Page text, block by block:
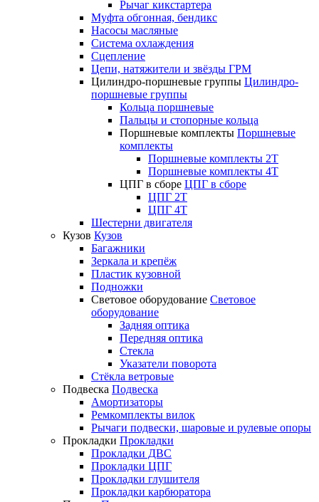
Рычаг кикстартера
Муфта обгонная, бендикс
Насосы масляные
Система охлаждения
Сцепление
Цепи, натяжители и звёзды ГРМ
Цилиндро-поршневые группы Цилиндро-
поршневые группы
Кольца поршневые
Пальцы и стопорные кольца
Поршневые комплекты Поршневые
комплекты
Поршневые комплекты 2T
Поршневые комплекты 4T
ЦПГ в сборе ЦПГ в сборе
ЦПГ 2T
ЦПГ 4T
Шестерни двигателя
Кузов Кузов
Багажники
Зеркала и крепёж
Пластик кузовной
Подножки
Световое оборудование Световое
оборудование
Задняя оптика
Передняя оптика
Стекла
Указатели поворота
Стёкла ветровые
Подвеска Подвеска
Амортизаторы
Ремкомплекты вилок
Рычаги подвески, шаровые и рулевые опоры
Прокладки Прокладки
Прокладки ДВС
Прокладки ЦПГ
Прокладки глушителя
Прокладки карбюратора